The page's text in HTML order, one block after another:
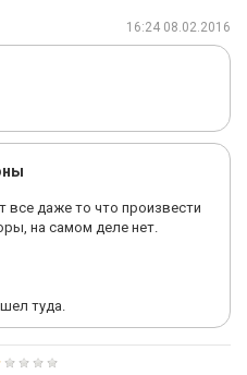
16:24 08.02.2016
все даже то что произвести
на самом деле нет.
туда.